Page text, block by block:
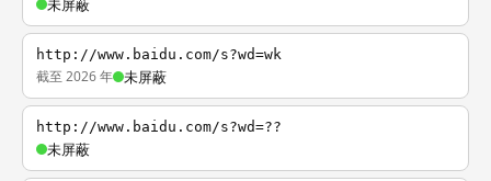
未屏蔽
http://www.baidu.com/s?wd=wk
截至 2026 年 未屏蔽
http://www.baidu.com/s?wd=??
未屏蔽